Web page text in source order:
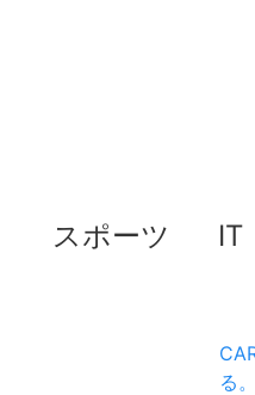
スポーツ IT
る。